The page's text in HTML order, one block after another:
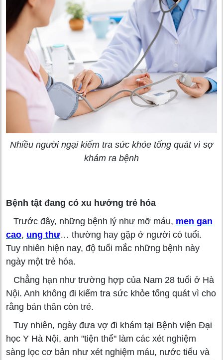
Nhiều người ngại kiểm tra sức khỏe tổng quát vì sợ
khám ra bệnh
Bệnh tật đang có xu hướng trẻ hóa
Trước đây, những bệnh lý như mỡ máu, men gan
cao, ung thư… thường hay gặp ở người có tuổi.
Tuy nhiên hiện nay, độ tuổi mắc những bệnh này
ngày một trẻ hóa.
Chẳng hạn như trường hợp của Nam 28 tuổi ở Hà
Nội. Anh không đi kiểm tra sức khỏe tổng quát vì cho
rằng bản thân còn trẻ.
Tuy nhiên, ngày đưa vợ đi khám tại Bệnh viện Đại
học Y Hà Nội, anh "tiện thể" làm các xét nghiệm
sàng lọc cơ bản như xét nghiệm máu, nước tiểu và